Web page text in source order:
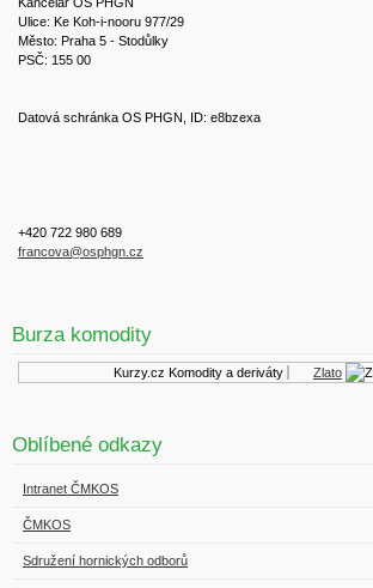
Ulice: Ke Koh-i-nooru 977/29
Město: Praha 5 - Stodůlky
PSČ: 155 00
Datová schránka OS PHGN, ID: e8bzexa
+420 722 980 689
francova@osphgn.cz
Burza komodity
Kurzy.cz Komodity a deriváty Zlato
Oblíbené odkazy
Intranet ČMKOS
ČMKOS
Sdružení hornických odborů